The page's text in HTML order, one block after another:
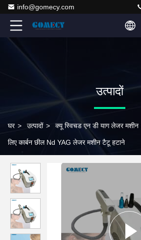
info@gomecy.com
उत्पादों
घर > उत्पादों > क्यू स्विचड एन डी याग लेजर मशीन
लिए कार्बन छील Nd YAG लेजर मशीन टैटू हटाने